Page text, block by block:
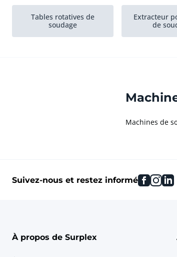
Tables rotatives de
soudage
Extracteur
de
Machines de
Suivez-nous et restez informé
À propos de Surplex